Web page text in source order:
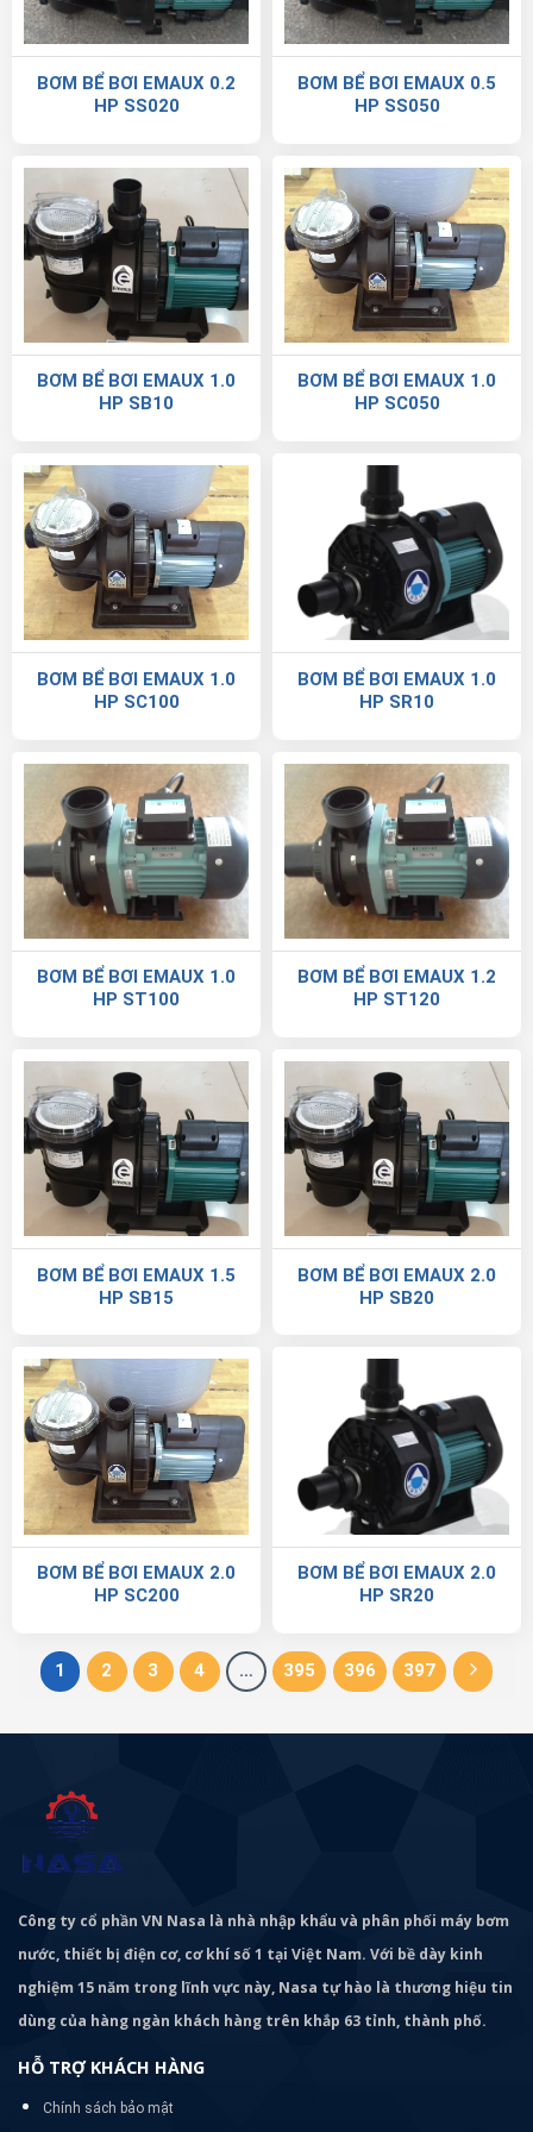
BƠM BỂ BƠI EMAUX 0.2
HP SS020
BƠM BỂ BƠI EMAUX 0.5
HP SS050
BƠM BỂ BƠI EMAUX 1.0
HP SB10
BƠM BỂ BƠI EMAUX 1.0
HP SC050
BƠM BỂ BƠI EMAUX 1.0
HP SC100
BƠM BỂ BƠI EMAUX 1.0
HP SR10
BƠM BỂ BƠI EMAUX 1.0
HP ST100
BƠM BỂ BƠI EMAUX 1.2
HP ST120
BƠM BỂ BƠI EMAUX 1.5
HP SB15
BƠM BỂ BƠI EMAUX 2.0
HP SB20
BƠM BỂ BƠI EMAUX 2.0
HP SC200
BƠM BỂ BƠI EMAUX 2.0
HP SR20
1 2 3 4 … 395 396 397
Công ty cổ phần VN Nasa là nhà nhập khẩu và phân phối máy bơm
nước, thiết bị điện cơ, cơ khí số 1 tại Việt Nam. Với bề dày kinh
nghiệm 15 năm trong lĩnh vực này, Nasa tự hào là thương hiệu tin
dùng của hàng ngàn khách hàng trên khắp 63 tỉnh, thành phố.
HỖ TRỢ KHÁCH HÀNG
Chính sách bảo mật